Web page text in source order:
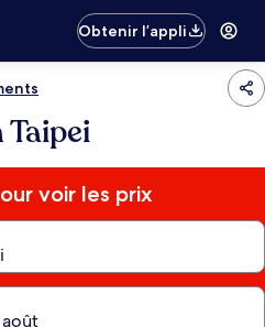
Obtenir l’appli
voir les prix